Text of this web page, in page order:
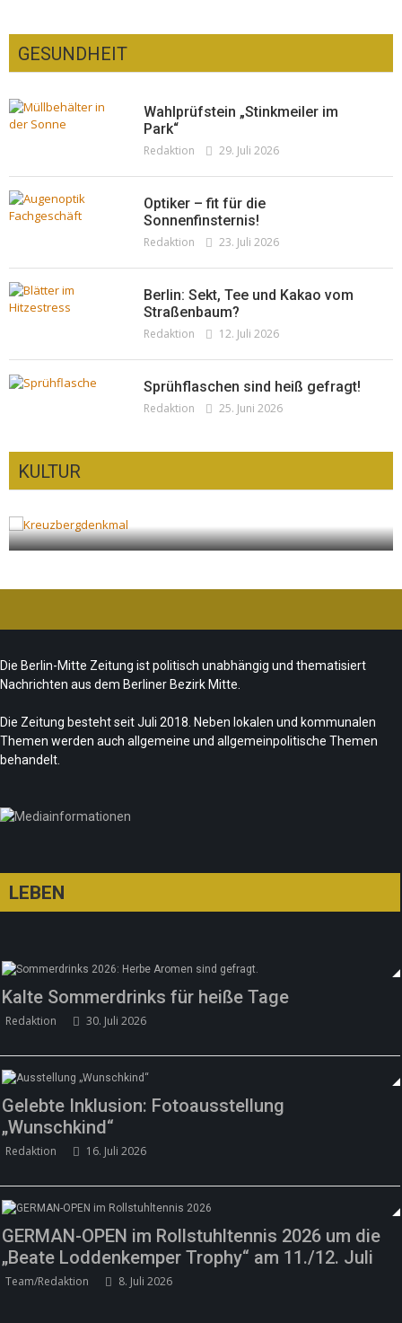
GESUNDHEIT
Wahlprüfstein „Stinkmeiler im
Park“
Redaktion 29. Juli 2026
Optiker – fit für die
Sonnenfinsternis!
Redaktion 23. Juli 2026
Berlin: Sekt, Tee und Kakao vom
Straßenbaum?
Redaktion 12. Juli 2026
Sprühflaschen sind heiß gefragt!
Redaktion 25. Juni 2026
KULTUR
zeitgemäß?
Die Berlin-Mitte Zeitung ist politisch unabhängig und thematisiert
Nachrichten aus dem Berliner Bezirk Mitte.
Die Zeitung besteht seit Juli 2018. Neben lokalen und kommunalen
Themen werden auch allgemeine und allgemeinpolitische Themen
behandelt.
LEBEN
Kalte Sommerdrinks für heiße Tage
Redaktion 30. Juli 2026
Gelebte Inklusion: Fotoausstellung
„Wunschkind“
Redaktion 16. Juli 2026
GERMAN-OPEN im Rollstuhltennis 2026 um die
„Beate Loddenkemper Trophy“ am 11./12. Juli
Team/Redaktion 8. Juli 2026